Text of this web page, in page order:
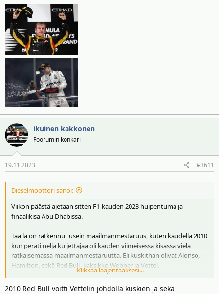
ikuinen kakkonen
Foorumin konkari
19.11.2023 #3611
Dieselmoottori sanoi:
Viikon päästä ajetaan sitten F1-kauden 2023 huipentuma ja
finaalikisa Abu Dhabissa.
Täällä on ratkennut usein maailmanmestaruus, kuten kaudella 2010
kun peräti neljä kuljettajaa oli kauden viimeisessä kisassa vielä
ratkaisemassa maailmanmestaruutta. Eli kuskithan olivat Alonso,
Hamilton, sekä Red Bull- kaksikko Webber ja Vettel.
Näytä liitetiedosto 4223
Klikkaa laajentaaksesi...
2010 Red Bull voitti Vettelin johdolla kuskien ja sekä